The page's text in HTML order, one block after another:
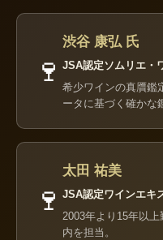
🍷
渋谷 康弘 氏
JSA認定ソムリエ・
希少ワインの真贋鑑
ータに基づく確かな
🍷
太田 祐美
JSA認定ワインエキ
2003年より15年以
内を担当。